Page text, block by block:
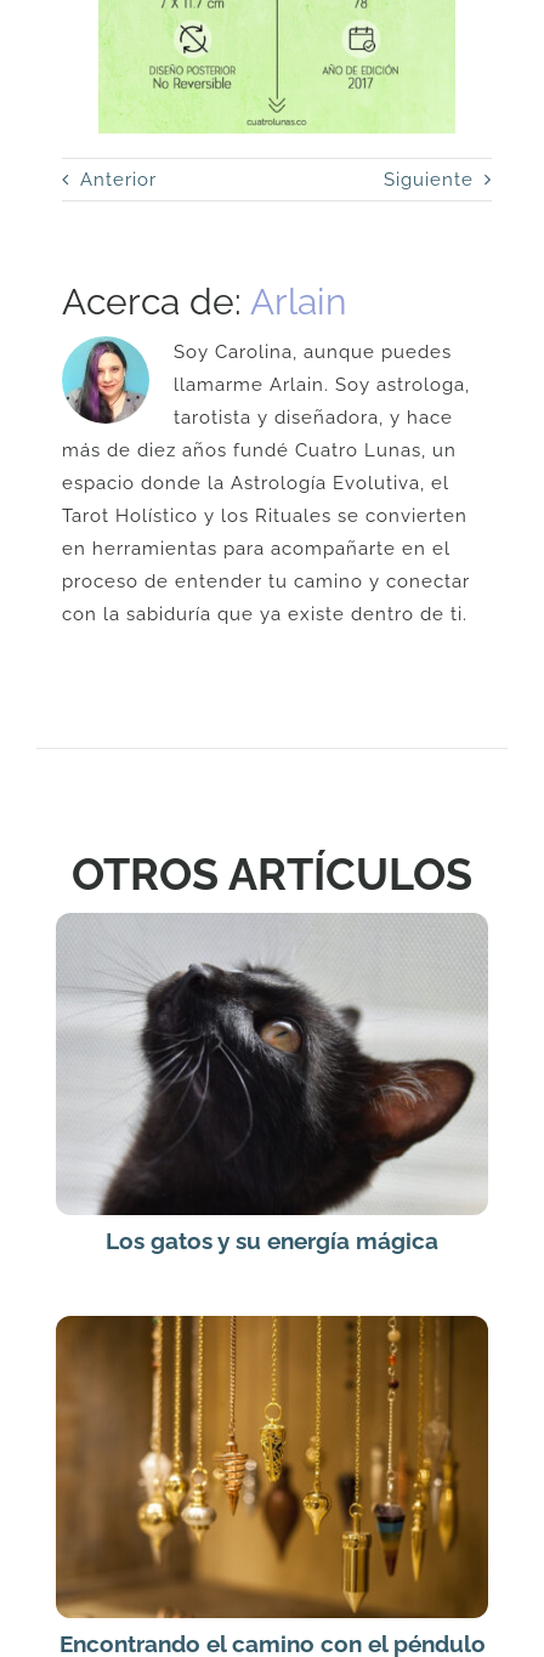
Anterior Siguiente
Acerca de: Arlain
Soy Carolina, aunque puedes
llamarme Arlain. Soy astrologa,
tarotista y diseñadora, y hace
más de diez años fundé Cuatro Lunas, un
espacio donde la Astrología Evolutiva, el
Tarot Holístico y los Rituales se convierten
en herramientas para acompañarte en el
proceso de entender tu camino y conectar
con la sabiduría que ya existe dentro de ti.
OTROS ARTÍCULOS
Los gatos y su energía mágica
Encontrando el camino con el péndulo